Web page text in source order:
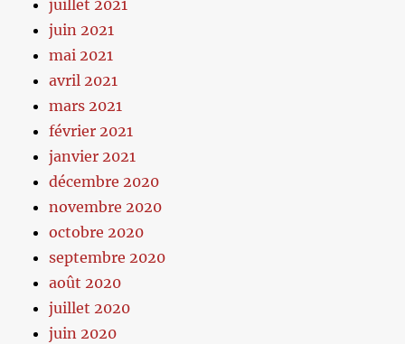
juillet 2021
juin 2021
mai 2021
avril 2021
mars 2021
février 2021
janvier 2021
décembre 2020
novembre 2020
octobre 2020
septembre 2020
août 2020
juillet 2020
juin 2020